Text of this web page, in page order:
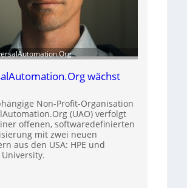
wächst
Non-Profit-Organisation
(UAO) verfolgt
offenen, softwaredefinierten
mit zwei neuen
aus den USA: HPE und